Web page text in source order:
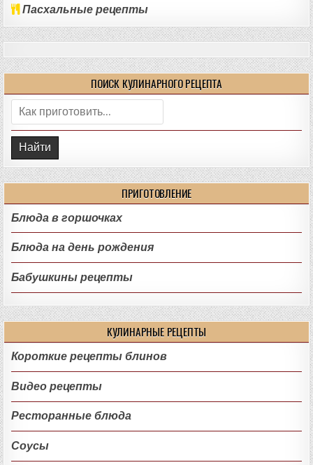
Пасхальные рецепты
ПОИСК КУЛИНАРНОГО РЕЦЕПТА
Поиск:
ПРИГОТОВЛЕНИЕ
Блюда в горшочках
Блюда на день рождения
Бабушкины рецепты
КУЛИНАРНЫЕ РЕЦЕПТЫ
Короткие рецепты блинов
Видео рецепты
Ресторанные блюда
Соусы